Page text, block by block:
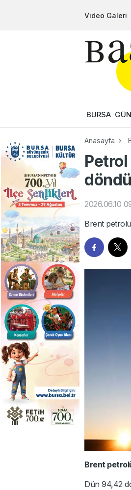
Video Galeri
BURSA
Anasayfa
döndü
2026.06.10
Brent
Brent
Dün 94,42